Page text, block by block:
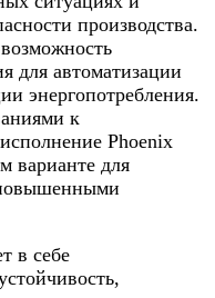
производства.
для автоматизации
энергопотребления.
к
Phoenix
варианте для
в себе